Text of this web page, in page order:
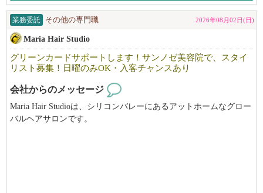
業務委託 その他の専門職 2026年08月02日(日)
Maria Hair Studio
グリーンカードサポートします！サンノゼ美容院で、スタイ
リスト募集！日曜のみOK・入客チャンスあり
会社からのメッセージ
Maria Hair Studioは、シリコンバレーにあるアットホームなグロー
バルヘアサロンです。